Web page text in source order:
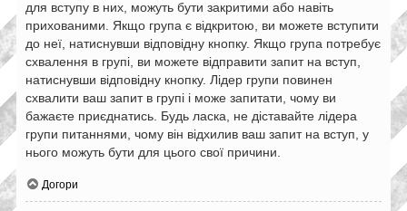
для вступу в них, можуть бути закритими або навіть
прихованими. Якщо група є відкритою, ви можете вступити
до неї, натиснувши відповідну кнопку. Якщо група потребує
схвалення в групі, ви можете відправити запит на вступ,
натиснувши відповідну кнопку. Лідер групи повинен
схвалити ваш запит в групі і може запитати, чому ви
бажаєте приєднатись. Будь ласка, не діставайте лідера
групи питаннями, чому він відхилив ваш запит на вступ, у
нього можуть бути для цього свої причини.
Догори